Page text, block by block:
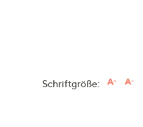
Schriftgröße: